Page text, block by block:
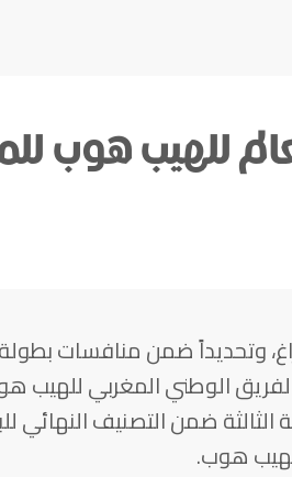
للهيب هوب
وتحديداً ضمن منافسات
الفريق الوطني المغربي
الثالثة ضمن التصنيف النهائي
هوب.